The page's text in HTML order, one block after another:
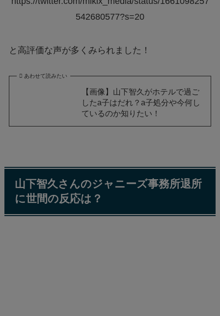
542680577?s=20
と高評価な声が多くみられました！
あわせて読みたい
【画像】山下智久がホテルで過ご
したa子はだれ？a子処分や今何し
ているのか知りたい！
山下智久さんのジャニーズ事務所退所
に世間の反応は？